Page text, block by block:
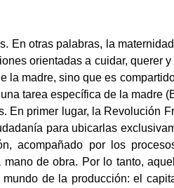
En otras palabras, la
orientadas a cuidar, querer
la madre, sino que es
tarea específica de la madre
En primer lugar, la Revolución
para ubicarlas
acompañado por los
de obra. Por lo tanto,
de la producción: el